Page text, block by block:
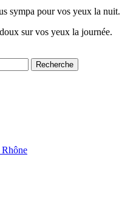
sympa pour vos yeux la nuit.
sur vos yeux la journée.
Recherche